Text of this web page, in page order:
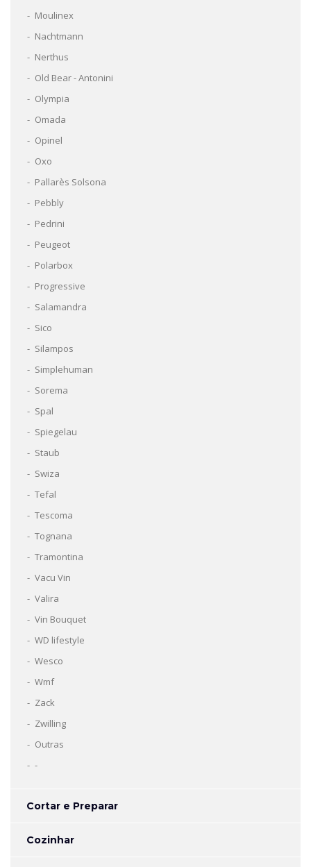
Moulinex
Nachtmann
Nerthus
Old Bear - Antonini
Olympia
Omada
Opinel
Oxo
Pallarès Solsona
Pebbly
Pedrini
Peugeot
Polarbox
Progressive
Salamandra
Sico
Silampos
Simplehuman
Sorema
Spal
Spiegelau
Staub
Swiza
Tefal
Tescoma
Tognana
Tramontina
Vacu Vin
Valira
Vin Bouquet
WD lifestyle
Wesco
Wmf
Zack
Zwilling
Outras
-
Cortar e Preparar
Cozinhar